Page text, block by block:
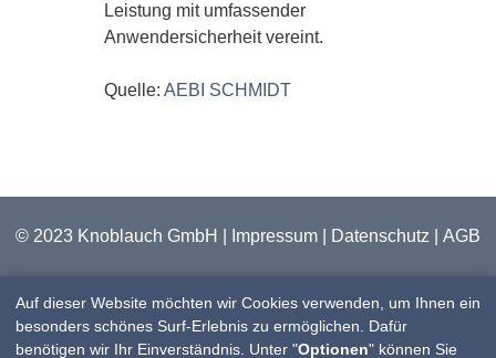
Leistung mit umfassender
Anwendersicherheit vereint.
Quelle: AEBI SCHMIDT
© 2023 Knoblauch GmbH | Impressum Datenschutz AGB
Auf dieser Website möchten wir Cookies verwenden, um Ihnen ein
besonders schönes Surf-Erlebnis zu ermöglichen. Dafür
benötigen wir Ihr Einverständnis. Unter "Optionen" können Sie